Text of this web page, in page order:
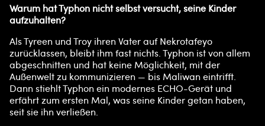
Warum hat Typhon nicht selbst versucht, seine Kinder
aufzuhalten?
Als Tyreen und Troy ihren Vater auf Nekrotafeyo
zurücklassen, bleibt ihm fast nichts. Typhon ist von allem
abgeschnitten und hat keine Möglichkeit, mit der
Außenwelt zu kommunizieren — bis Maliwan eintrifft.
Dann stiehlt Typhon ein modernes ECHO-Gerät und
erfährt zum ersten Mal, was seine Kinder getan haben,
seit sie ihn verließen.